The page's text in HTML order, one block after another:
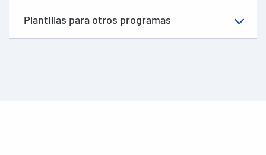
Plantillas para otros programas